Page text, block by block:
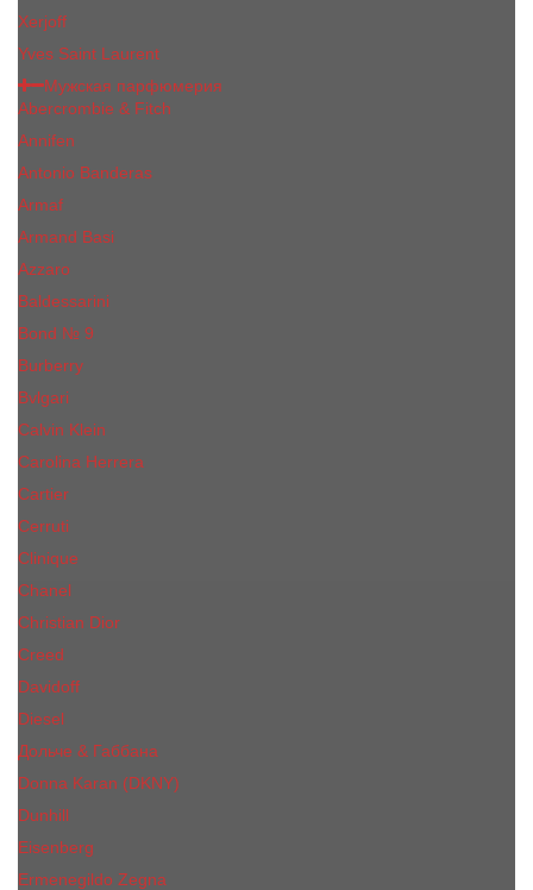
Xerjoff
Yves Saint Laurent
Мужская парфюмерия
Abercrombie & Fitch
Annifen
Antonio Banderas
Armaf
Armand Basi
Azzaro
Baldessarini
Bond № 9
Burberry
Bvlgari
Calvin Klein
Carolina Herrera
Cartier
Cerruti
Сliniquе
Chanel
Christian Dior
Creed
Davidoff
Diesel
Дольче & Габбана
Donna Karan (DKNY)
Dunhill
Eisenberg
Ermenegildo Zegna